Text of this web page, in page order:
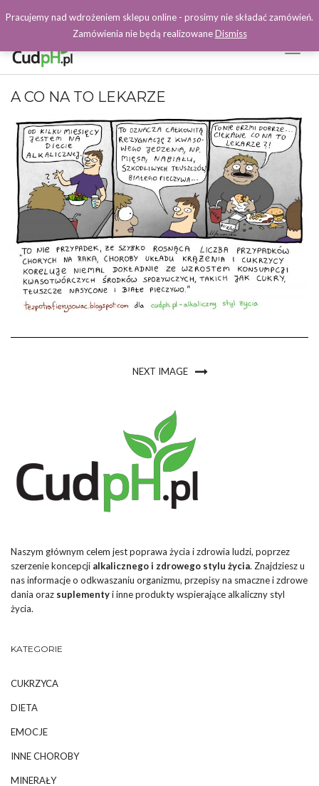
Facebook
A CO NA TO LEKARZE
NEXT IMAGE
Naszym głównym celem jest poprawa życia i zdrowia ludzi, poprzez
szerzenie koncepcji alkalicznego i zdrowego stylu życia. Znajdziesz u
nas informacje o odkwaszaniu organizmu, przepisy na smaczne i zdrowe
dania oraz suplementyi inne produkty wspierające alkaliczny styl
życia.
KATEGORIE
CUKRZYCA
DIETA
EMOCJE
INNE CHOROBY
MINERAŁY
Pracujemy nad wdrożeniem sklepu online - prosimy nie składać zamówień.
Zamówienia nie będą realizowaneDismiss